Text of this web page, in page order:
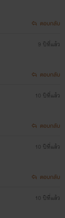
ตอบกลับ
9 ปีที่แล้ว
ตอบกลับ
10 ปีที่แล้ว
ตอบกลับ
10 ปีที่แล้ว
ตอบกลับ
10 ปีที่แล้ว